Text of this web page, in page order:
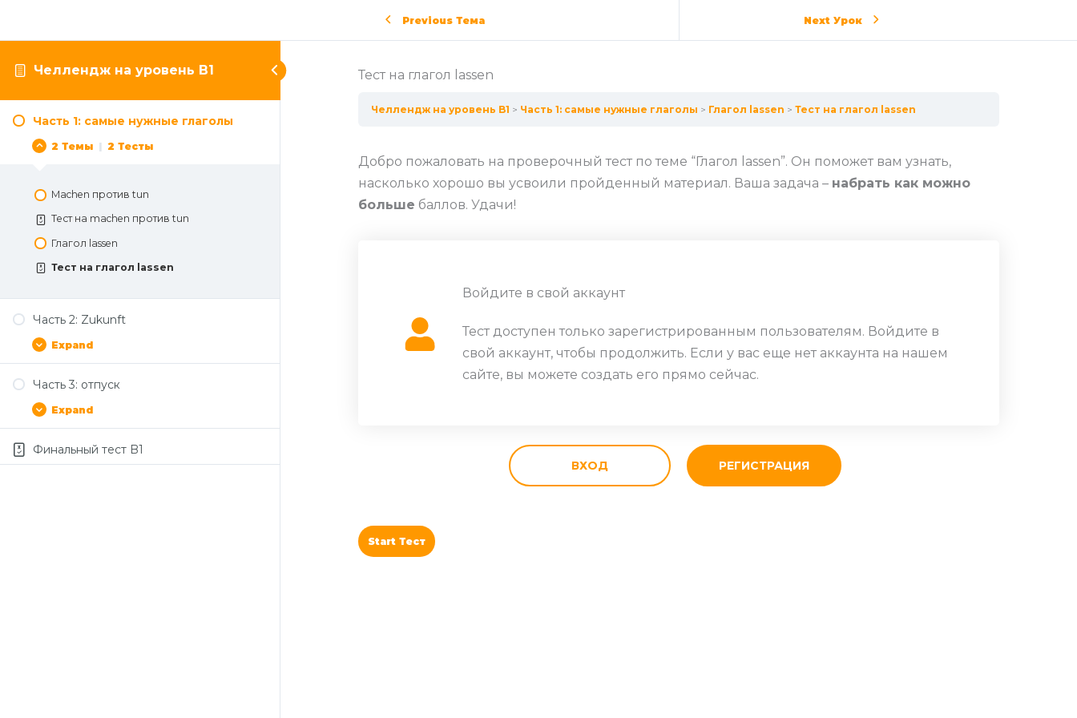
Челлендж на уровень B1
Часть 1: самые нужные глаголы
2 Темы | 2 Тесты
Machen против tun
Тест на machen против tun
Глагол lassen
Тест на глагол lassen
Часть 2: Zukunft
Expand
Часть 3: отпуск
Expand
Финальный тест B1
Previous Тема Next Урок
Тест на глагол lassen
Челлендж на уровень B1 Часть 1: самые нужные глаголы Глагол lassen Тест на глагол lassen
Добро пожаловать на проверочный тест по теме “Глагол lassen”. Он поможет вам узнать,
насколько хорошо вы усвоили пройденный материал. Ваша задача – набрать как можно
больше баллов. Удачи!
Войдите в свой аккаунт
Тест доступен только зарегистрированным пользователям. Войдите в
свой аккаунт, чтобы продолжить. Если у вас еще нет аккаунта на нашем
сайте, вы можете создать его прямо сейчас.
ВХОД РЕГИСТРАЦИЯ